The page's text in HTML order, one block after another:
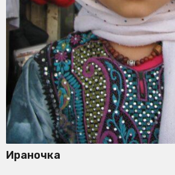
Ираночка